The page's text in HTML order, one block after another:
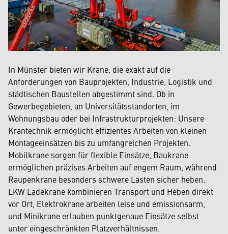
In Münster bieten wir Krane, die exakt auf die
Anforderungen von Bauprojekten, Industrie, Logistik und
städtischen Baustellen abgestimmt sind. Ob in
Gewerbegebieten, an Universitätsstandorten, im
Wohnungsbau oder bei Infrastrukturprojekten: Unsere
Krantechnik ermöglicht effizientes Arbeiten von kleinen
Montageeinsätzen bis zu umfangreichen Projekten.
Mobilkrane sorgen für flexible Einsätze, Baukrane
ermöglichen präzises Arbeiten auf engem Raum, während
Raupenkrane besonders schwere Lasten sicher heben.
LKW Ladekrane kombinieren Transport und Heben direkt
vor Ort, Elektrokrane arbeiten leise und emissionsarm,
und Minikrane erlauben punktgenaue Einsätze selbst
unter eingeschränkten Platzverhältnissen.